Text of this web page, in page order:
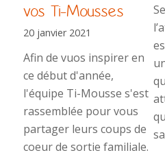
vos Ti-Mousses
20 janvier 2021
Afin de vuos inspirer en
ce début d'année,
l'équipe Ti-Mousse s'est
rassemblée pour vous
partager leurs coups de
coeur de sortie familiale.